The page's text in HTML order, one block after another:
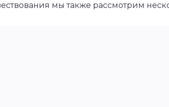
мы также рассмотрим